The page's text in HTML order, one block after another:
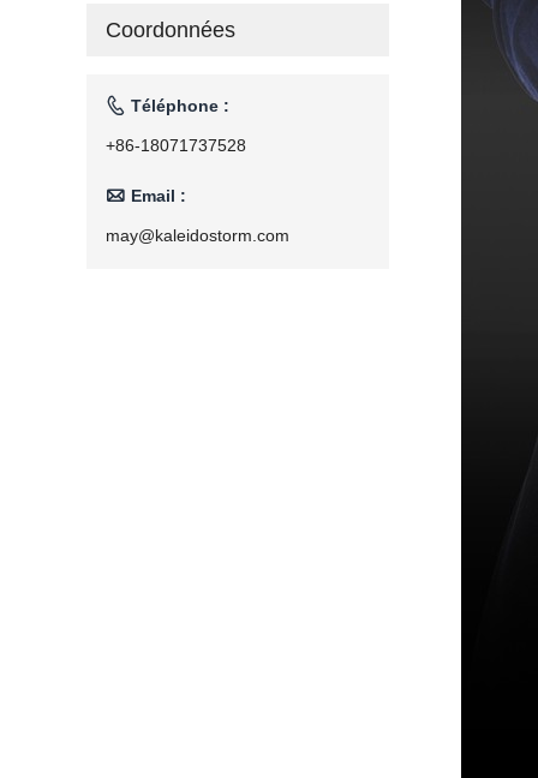
Coordonnées
 Téléphone :
+86-18071737528
 Email :
may@kaleidostorm.com